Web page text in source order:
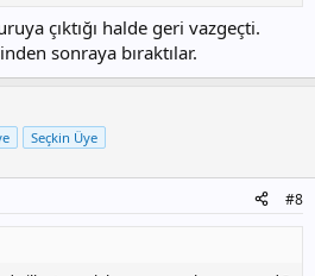
çıktığı halde geri vazgeçti.
sonraya bıraktılar.
Seçkin Üye
#8